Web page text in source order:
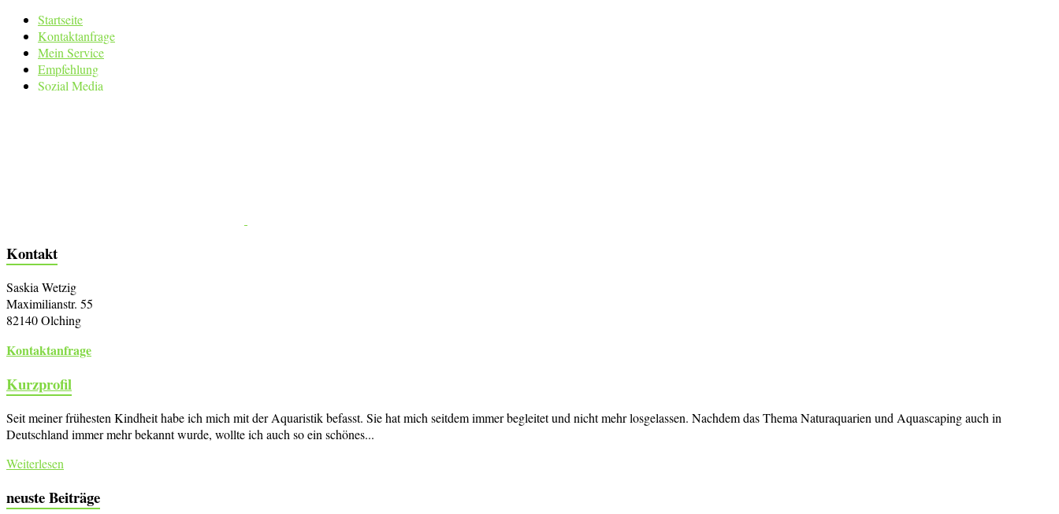
Startseite
Kontaktanfrage
Mein Service
Empfehlung
Sozial Media
Kontakt
Saskia Wetzig
Maximilianstr. 55
82140 Olching
Kontaktanfrage
Kurzprofil
Seit meiner frühesten Kindheit habe ich mich mit der Aquaristik befasst. Sie hat mich seitdem immer begleitet und nicht mehr losgelassen. Nachdem das Thema Naturaquarien und Aquascaping auch in
Deutschland immer mehr bekannt wurde, wollte ich auch so ein schönes...
Weiterlesen
neuste Beiträge